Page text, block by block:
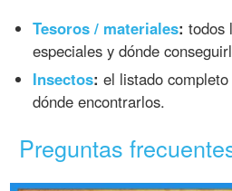
Tesoros / materiales: todos
especiales y dónde
Insectos: el listado
dónde encontrarlos.
Preguntas